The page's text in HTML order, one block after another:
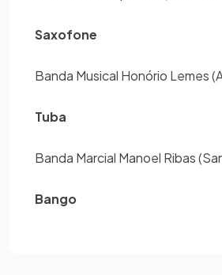
Saxofone
Banda Musical Honório Lemes
Tuba
Banda Marcial Manoel Ribas
Bango